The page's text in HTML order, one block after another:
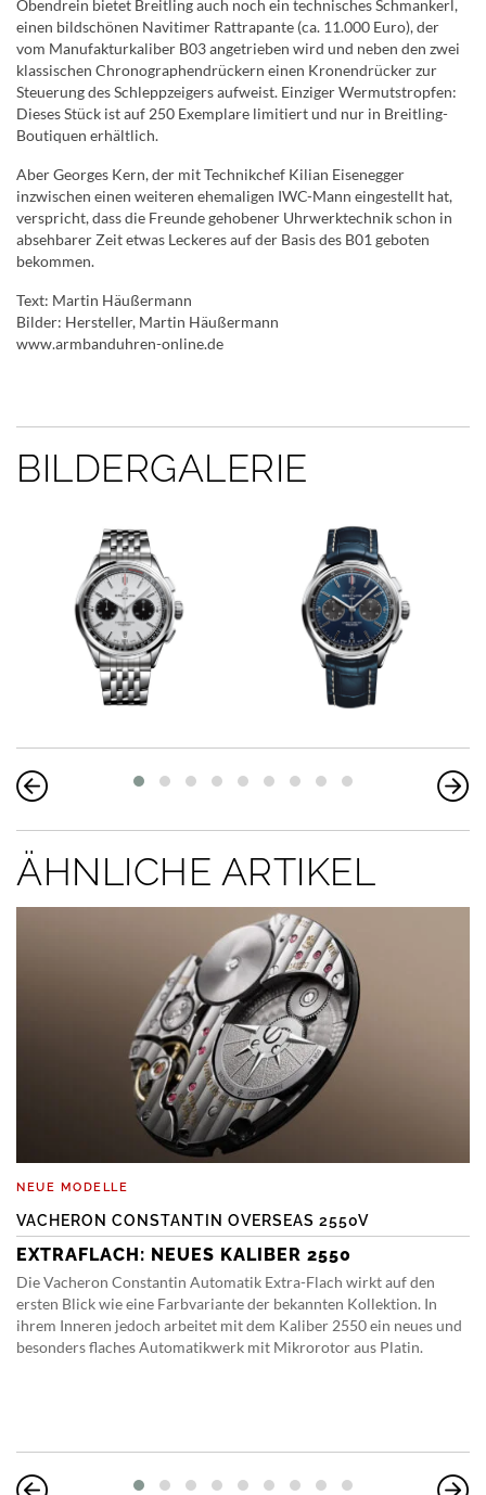
Obendrein bietet Breitling auch noch ein technisches Schmankerl,
einen bildschönen Navitimer Rattrapante (ca. 11.000 Euro), der
vom Manufakturkaliber B03 angetrieben wird und neben den zwei
klassischen Chronographendrückern einen Kronendrücker zur
Steuerung des Schleppzeigers aufweist. Einziger Wermutstropfen:
Dieses Stück ist auf 250 Exemplare limitiert und nur in Breitling-
Boutiquen erhältlich.
Aber Georges Kern, der mit Technikchef Kilian Eisenegger
inzwischen einen weiteren ehemaligen IWC-Mann eingestellt hat,
verspricht, dass die Freunde gehobener Uhrwerktechnik schon in
absehbarer Zeit etwas Leckeres auf der Basis des B01 geboten
bekommen.
Text: Martin Häußermann
Bilder: Hersteller, Martin Häußermann
www.armbanduhren-online.de
BILDERGALERIE
ÄHNLICHE ARTIKEL
NEUE MODELLE
VACHERON CONSTANTIN OVERSEAS 2550V
EXTRAFLACH: NEUES KALIBER 2550
Die Vacheron Constantin Automatik Extra-Flach wirkt auf den
ersten Blick wie eine Farbvariante der bekannten Kollektion. In
ihrem Inneren jedoch arbeitet mit dem Kaliber 2550 ein neues und
besonders flaches Automatikwerk mit Mikrorotor aus Platin.